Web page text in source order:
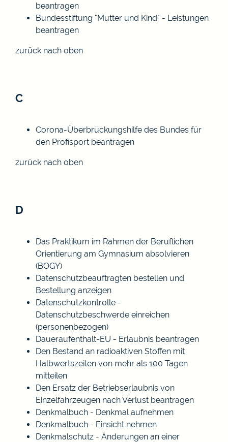
beantragen
Bundesstiftung "Mutter und Kind" - Leistungen
beantragen
zurück nach oben
C
Corona-Überbrückungshilfe des Bundes für
den Profisport beantragen
zurück nach oben
D
Das Praktikum im Rahmen der Beruflichen
Orientierung am Gymnasium absolvieren
(BOGY)
Datenschutzbeauftragten bestellen und
Bestellung anzeigen
Datenschutzkontrolle -
Datenschutzbeschwerde einreichen
(personenbezogen)
Daueraufenthalt-EU - Erlaubnis beantragen
Den Bestand an radioaktiven Stoffen mit
Halbwertszeiten von mehr als 100 Tagen
mitteilen
Den Ersatz der Betriebserlaubnis von
Einzelfahrzeugen nach Verlust beantragen
Denkmalbuch - Denkmal aufnehmen
Denkmalbuch - Einsicht nehmen
Denkmalschutz - Änderungen an einer